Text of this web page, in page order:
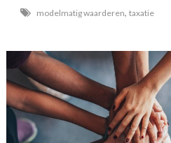
modelmatig waarderen, taxatie